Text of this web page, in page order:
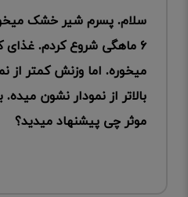
سلام. پسرم شیر خشک
۶ ماهگی شروع کردم.
میخوره. اما وزنش کمتر از
بالاتر از نمودار نشون
موثر چی پیشنهاد میدید؟